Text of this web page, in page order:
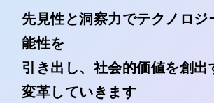
先見性と洞察力でテクノロジ
能性を
引き出し、社会的価値を創出
変革していきます